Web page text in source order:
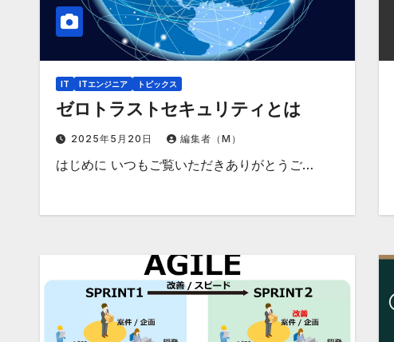
IT ITエンジニア トピックス
ゼロトラストセキュリティとは
2025年5月20日 編集者（M）
はじめに いつもご覧いただきありがとうご…